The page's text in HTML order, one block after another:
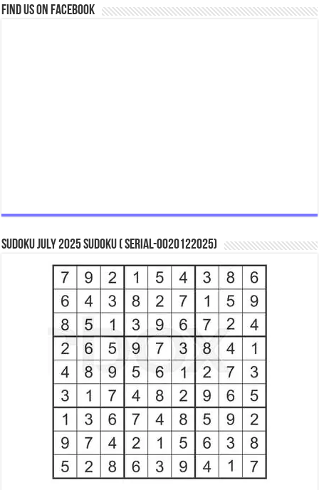
Find us on Facebook
Sudoku July 2025 Sudoku ( Serial-0020122025)